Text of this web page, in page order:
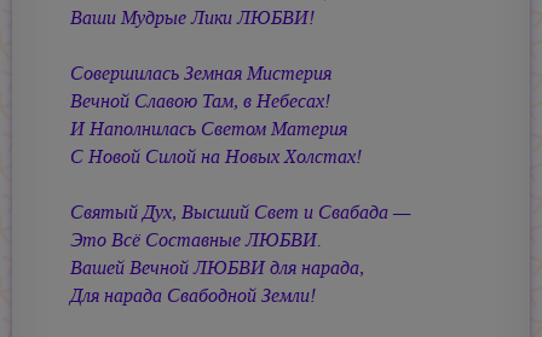
Ваши Мудрые Лики ЛЮБВИ!
Совершилась Земная Мистерия
Вечной Славою Там, в Небесах!
И Наполнилась Светом Материя
С Новой Силой на Новых Холстах!
Святый Дух, Высший Свет и Свабада —
Это Всё Составные ЛЮБВИ.
Вашей Вечной ЛЮБВИ для нарада,
Для нарада Свабодной Земли!